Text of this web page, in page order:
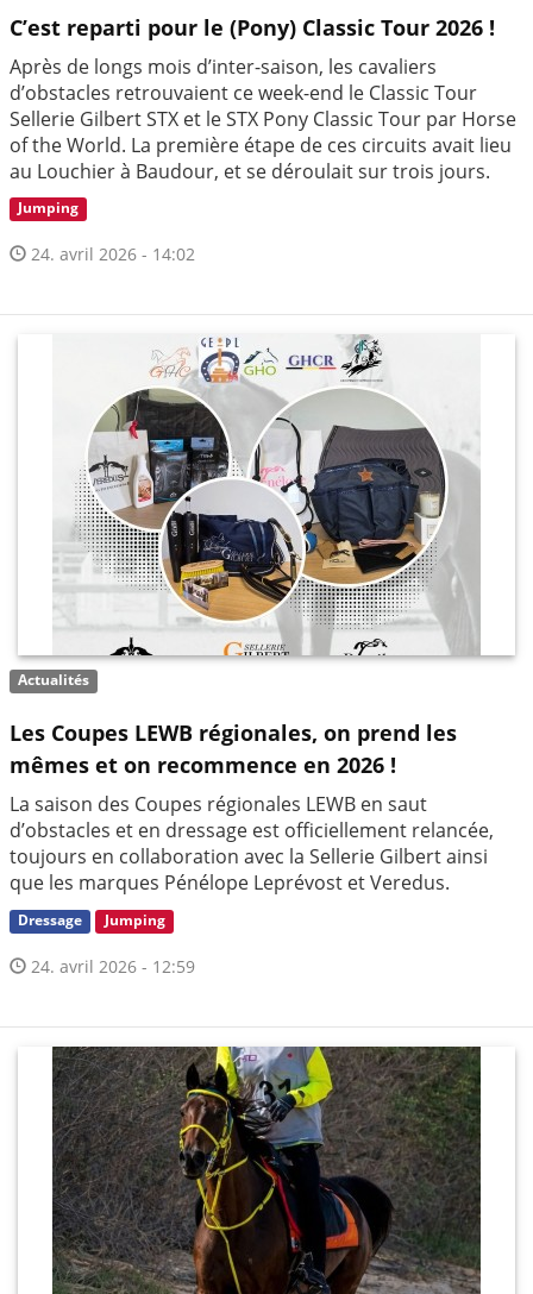
C’est reparti pour le (Pony) Classic Tour 2026 !
Après de longs mois d’inter-saison, les cavaliers
d’obstacles retrouvaient ce week-end le Classic Tour
Sellerie Gilbert STX et le STX Pony Classic Tour par Horse
of the World. La première étape de ces circuits avait lieu
au Louchier à Baudour, et se déroulait sur trois jours.
Jumping
24. avril 2026 - 14:02
Actualités
Les Coupes LEWB régionales, on prend les
mêmes et on recommence en 2026 !
La saison des Coupes régionales LEWB en saut
d’obstacles et en dressage est officiellement relancée,
toujours en collaboration avec la Sellerie Gilbert ainsi
que les marques Pénélope Leprévost et Veredus.
Dressage Jumping
24. avril 2026 - 12:59